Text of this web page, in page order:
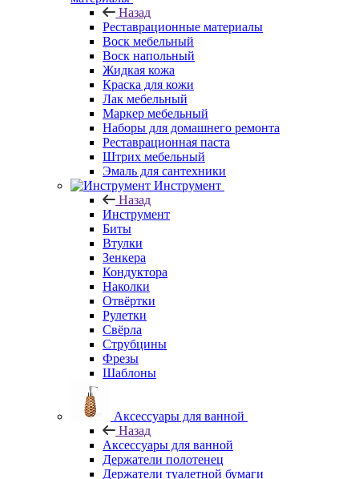
Назад
Реставрационные материалы
Воск мебельный
Воск напольный
Жидкая кожа
Краска для кожи
Лак мебельный
Маркер мебельный
Наборы для домашнего ремонта
Реставрационная паста
Штрих мебельный
Эмаль для сантехники
Инструмент
Назад
Инструмент
Биты
Втулки
Зенкера
Кондуктора
Наколки
Отвёртки
Рулетки
Свёрла
Струбцины
Фрезы
Шаблоны
Аксессуары для ванной
Назад
Аксессуары для ванной
Держатели полотенец
Держатели туалетной бумаги